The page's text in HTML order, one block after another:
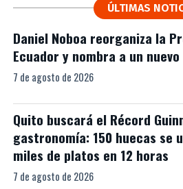
ÚLTIMAS
Daniel Noboa reorganiza la
Ecuador y nombra a un
7 de agosto de 2026
Quito buscará el Récord
gastronomía: 150 huecas se
miles de platos en 12 horas
7 de agosto de 2026